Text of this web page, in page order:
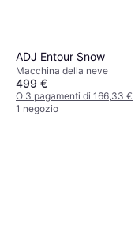
ADJ Entour Snow
Macchina della neve
499 €
O 3 pagamenti di 166,33 €
1 negozio